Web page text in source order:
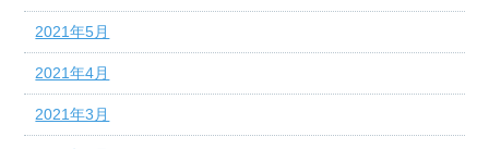
2021年5月
2021年4月
2021年3月